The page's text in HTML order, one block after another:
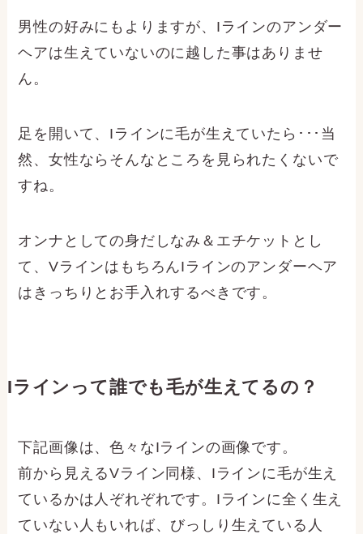
男性の好みにもよりますが、Iラインのアンダー
ヘアは生えていないのに越した事はありませ
ん。
足を開いて、Iラインに毛が生えていたら･･･当
然、女性ならそんなところを見られたくないで
すね。
オンナとしての身だしなみ＆エチケットとし
て、VラインはもちろんIラインのアンダーヘア
はきっちりとお手入れするべきです。
Iラインって誰でも毛が生えてるの？
下記画像は、色々なIラインの画像です。
前から見えるVライン同様、Iラインに毛が生え
ているかは人ぞれぞれです。Iラインに全く生え
ていない人もいれば、びっしり生えている人